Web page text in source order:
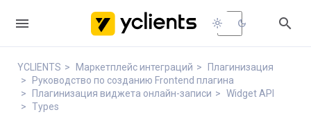
 light_mode dark_mode 
YCLIENTS Маркетплейс интеграций
Плагинизация
Руководство по созданию Frontend плагина
Плагинизация виджета онлайн-записи
Widget API
Types